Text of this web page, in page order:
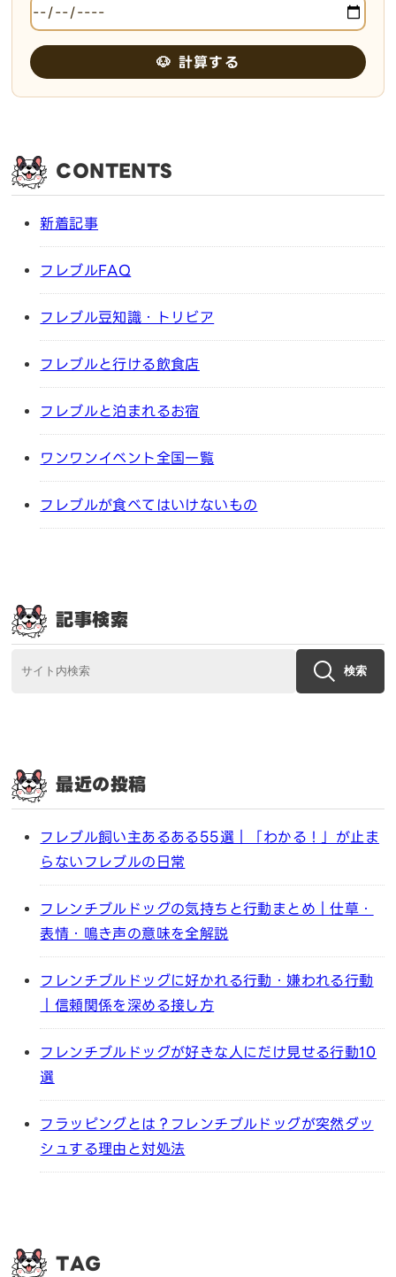
🐶 計算する
CONTENTS
新着記事
フレブルFAQ
フレブル豆知識・トリビア
フレブルと行ける飲食店
フレブルと泊まれるお宿
ワンワンイベント全国一覧
フレブルが食べてはいけないもの
記事検索
検索
最近の投稿
フレブル飼い主あるある55選｜「わかる！」が止ま
らないフレブルの日常
フレンチブルドッグの気持ちと行動まとめ｜仕草・
表情・鳴き声の意味を全解説
フレンチブルドッグに好かれる行動・嫌われる行動
｜信頼関係を深める接し方
フレンチブルドッグが好きな人にだけ見せる行動10
選
フラッピングとは？フレンチブルドッグが突然ダッ
シュする理由と対処法
TAG